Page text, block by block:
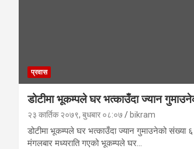
प्रवास
डोटीमा भूकम्पले घर भत्काउँदा ज्यान
२३ कार्तिक २०७९, बुधबार ०८:०७ bikram
डोटीमा भूकम्पले घर भत्काउँदा ज्यान गुमाउनेको संख्या
मंगलबार मध्यराति गएको भूकम्पले घर…